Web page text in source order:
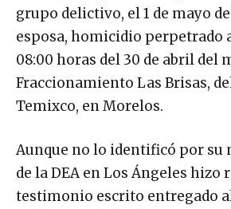
grupo delictivo, el 1 de mayo de
esposa, homicidio perpetrado
08:00 horas del 30 de abril del
Fraccionamiento Las Brisas,
Temixco, en Morelos.
Aunque no lo identificó por su
de la DEA en Los Ángeles hizo
testimonio escrito entregado